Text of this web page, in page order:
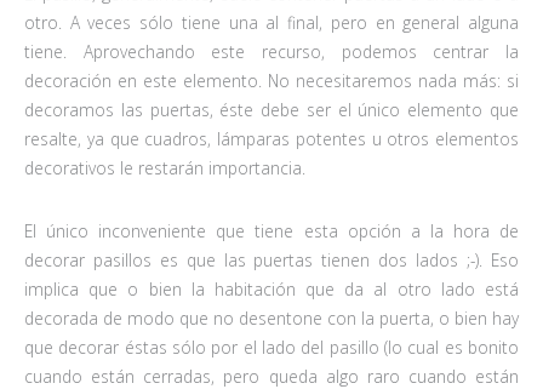
otro. A veces sólo tiene una al final, pero en general alguna
tiene. Aprovechando este recurso, podemos centrar la
decoración en este elemento. No necesitaremos nada más: si
decoramos las puertas, éste debe ser el único elemento que
resalte, ya que cuadros, lámparas potentes u otros elementos
decorativos le restarán importancia.
El único inconveniente que tiene esta opción a la hora de
decorar pasillos es que las puertas tienen dos lados ;-). Eso
implica que o bien la habitación que da al otro lado está
decorada de modo que no desentone con la puerta, o bien hay
que decorar éstas sólo por el lado del pasillo (lo cual es bonito
cuando están cerradas, pero queda algo raro cuando están